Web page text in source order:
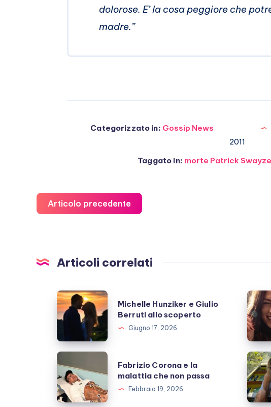
dolorose. E’ la cosa peggiore che
madre.”
Categorizzato in: Gossip News
2011
Taggato in: morte Patrick Swayze
Articolo precedente
Articoli correlati
Michelle
Hunziker
Giulio
Berruti
allo
scoperto
Michelle Hunziker e Giulio
Berruti allo scoperto
Giugno 17, 2026
e
con
De
Fabrizio
Corona
e
la
Fabrizio Corona e la
malattia che non passa
Febbraio 19, 2026
Elodie
e